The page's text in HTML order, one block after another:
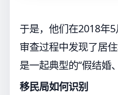
于是，他们在2018年
审查过程中发现了居
是一起典型的“假结婚
移民局如何识别